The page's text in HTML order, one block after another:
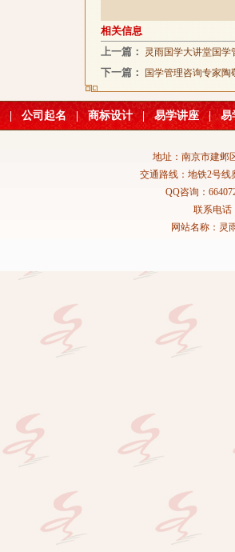
相关信息
上一篇：
灵雨国学大讲堂国
下一篇： 国学管理咨询专家
公司起名 | 商标设计 | 易学讲座 | 易
地址：南京市建邺
交通路线：地铁2号线
QQ咨询：
联系电话
网站名称：灵